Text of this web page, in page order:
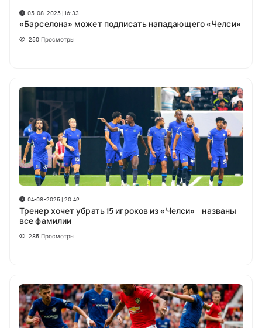
05-08-2025 | 16:33
«Барселона» может подписать нападающего «Челси»
250 Просмотры
04-08-2025 | 20:49
Тренер хочет убрать 15 игроков из «Челси» - названы
все фамилии
285 Просмотры